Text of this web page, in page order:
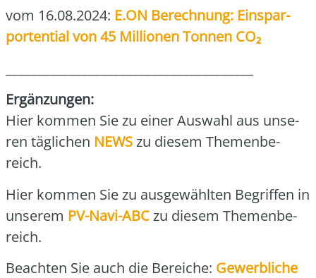
vom 16.08.2024: E.ON Berech­nung: Ein­spar­
porten­ti­al von 45 Mil­lio­nen Ton­nen CO₂
Ergän­zun­gen:
Hier kom­men Sie zu einer Aus­wahl aus unse­
ren täg­li­chen NEWSzu die­sem The­men­be­
reich.
Hier kom­men Sie zu aus­ge­wähl­ten Begrif­fen in
unse­rem PV-Navi-ABCzu die­sem The­men­be­
reich.
Beach­ten Sie auch die Berei­che: Gewerb­li­che